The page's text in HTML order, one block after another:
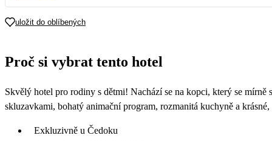
uložit do oblíbených
Proč si vybrat tento hotel
Skvělý hotel pro rodiny s dětmi! Nachází se na kopci, který se mírně
skluzavkami, bohatý animační program, rozmanitá kuchyně a
Exkluzivně u Čedoku